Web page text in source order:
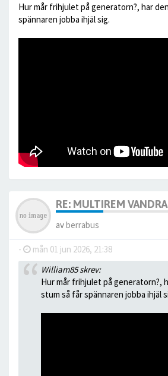
Hur mår frihjulet på generatorn?, har
spännaren jobba ihjäl sig.
RE: MULTIREM
avberrabus
- mån 01 jun 2026, 21:38
William85 skrev:
Hur mår frihjulet på generatorn?,
stum så får spännaren jobba ihjäl